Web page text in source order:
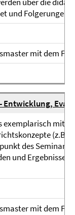
und Folgerungen
mit dem
exemplarisch mit
(z.B.
des Seminars
und
mit dem